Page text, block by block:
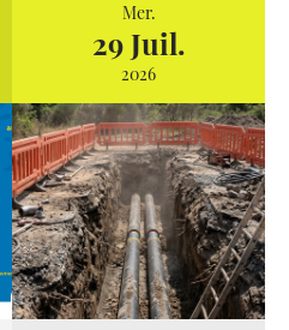
Mer.
29 Juil.
2026